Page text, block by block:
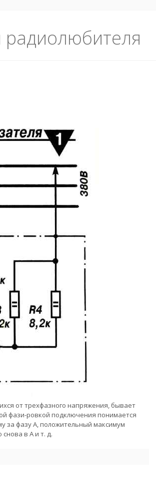
от трехфазного напряжения, бывает
фази-ровкой подключения понимается
за фазу А, положительный максимум
в А и т. д.